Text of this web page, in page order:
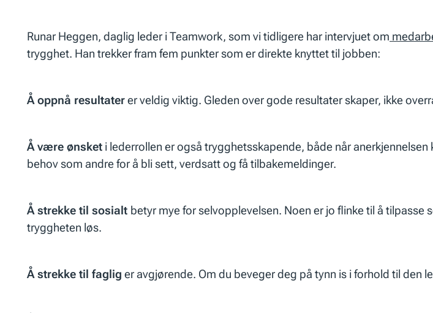
Runar Heggen, daglig leder i Teamwork, som vi tidligere har intervjuet om
trygghet. Han trekker fram fem punkter som er direkte knyttet til jobben:
Å oppnå resultaterer veldig viktig. Gleden over gode resultater skaper, ikke
Å være ønsket i lederrollen er også trygghetsskapende, både når
behov som andre for å bli sett, verdsatt og få tilbakemeldinger.
Å strekke til sosialt betyr mye for selvopplevelsen. Noen er jo flinke til å
tryggheten løs.
Å strekke til faglig er avgjørende. Om du beveger deg på tynn is i forhold til den